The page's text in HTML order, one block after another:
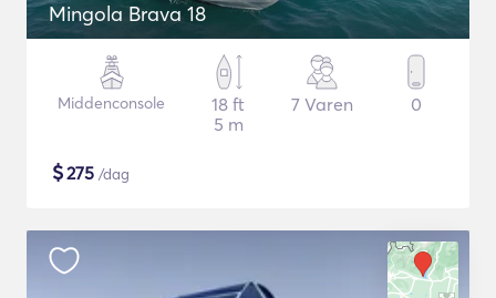
Mingola Brava 18
Middenconsole
18 ft
5 m
7 Varen 0
$275 /dag